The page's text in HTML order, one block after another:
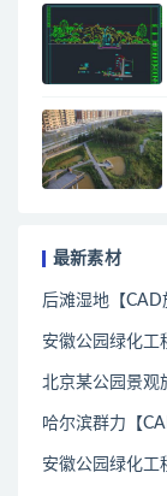
最新素材
后滩湿地【CAD
安徽公园绿化工
北京某公园景观
哈尔滨群力【
安徽公园绿化工